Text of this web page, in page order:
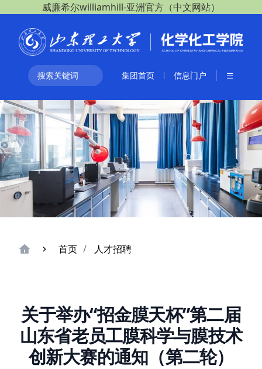
威廉希尔williamhill-亚洲官方（中文网站）
集团首页 信息门户
首页 人才招聘
关于举办“招金膜天杯”第二届
山东省老员工膜科学与膜技术
创新大赛的通知（第二轮）